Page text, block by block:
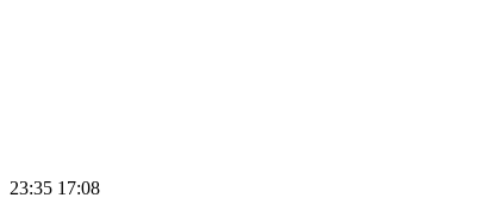
23:35 17:08